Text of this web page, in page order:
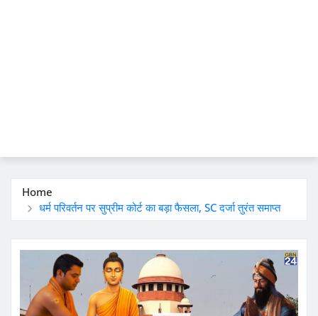
Home
धर्म परिवर्तन पर सुप्रीम कोर्ट का बड़ा फैसला, SC दर्जा तुरंत समाप्त